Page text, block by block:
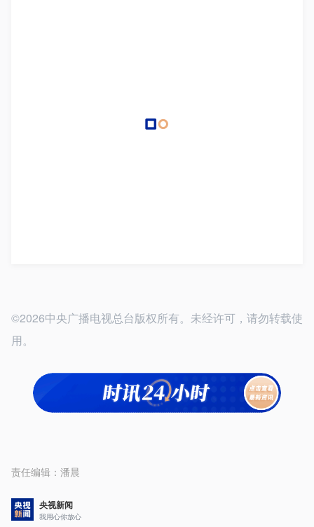
©2026中央广播电视总台版权所有。未经许可，请勿转载使
用。
责任编辑： 潘晨
央视新闻
我用心你放心